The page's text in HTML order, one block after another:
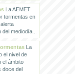
La AEMET
tormentas en
mediodía...
La
el nivel de
el ámbito
doce del